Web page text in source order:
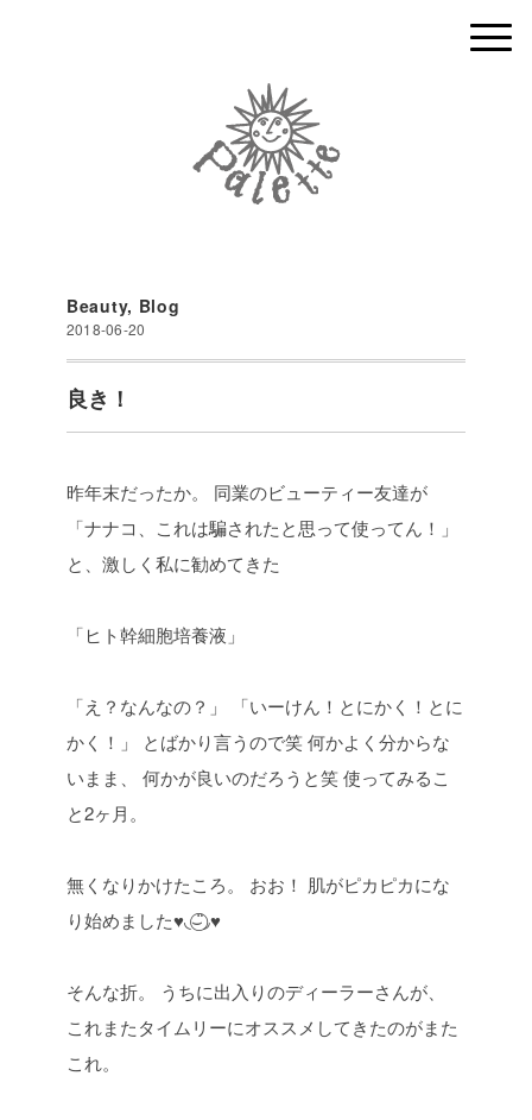
Beauty, Blog
2018-06-20
良き！
昨年末だったか。
同業のビューティー友達が
「ナナコ、これは騙されたと思って使ってん！」
と、激しく私に勧めてきた
「ヒト幹細胞培養液」
「え？なんなの？」
「いーけん！とにかく！とに
かく！」
とばかり言うので笑何かよく分からな
いまま、
何かが良いのだろうと笑使ってみるこ
と2ヶ月。
無くなりかけたころ。 おお！ 肌がピカピカにな
り始めました♥︎◟⌣̈⃝◞♥︎
そんな折。
うちに出入りのディーラーさんが、
これまたタイムリーにオススメしてきたのがまた
これ。